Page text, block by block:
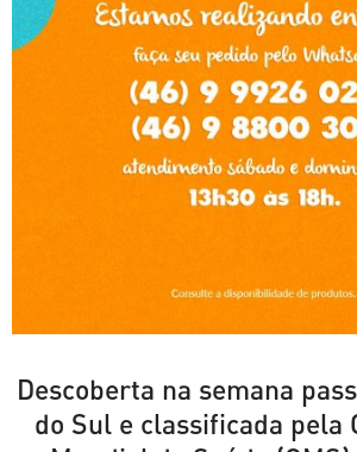
Descoberta na semana
do Sul e classificada pela